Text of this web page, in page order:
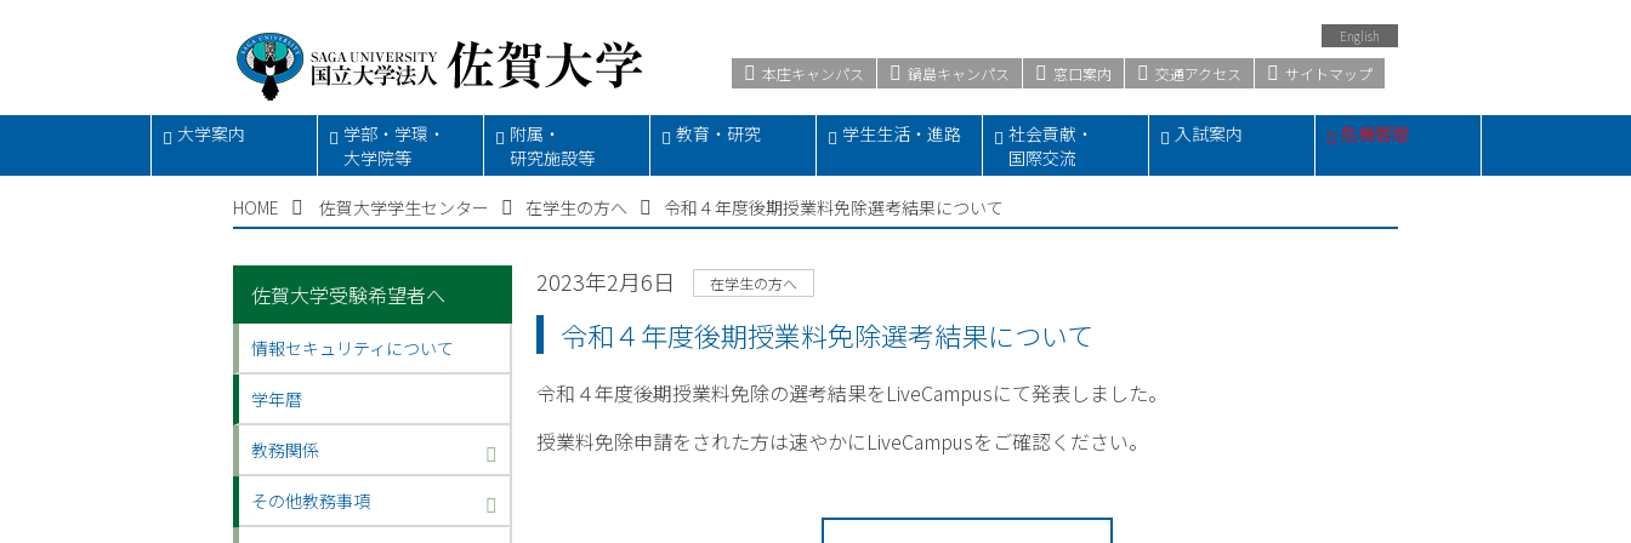
English
本庄キャンパス 鍋島キャンパス 窓口案内 交通アクセス サイトマップ
大学案内
学部・学環・
大学院等
附属・
研究施設等
教育・研究 学生生活・進路
社会貢献・
国際交流
入試案内 危機管理
HOME 佐賀大学学生センター 在学生の方へ 令和４年度後期授業料免除選考結果について
佐賀大学受験希望者へ
情報セキュリティについて
学年暦
教務関係
その他教務事項
2023年2月6日 在学生の方へ
令和４年度後期授業料免除選考結果について
令和４年度後期授業料免除の選考結果をLiveCampusにて発表しました。
授業料免除申請をされた方は速やかにLiveCampusをご確認ください。